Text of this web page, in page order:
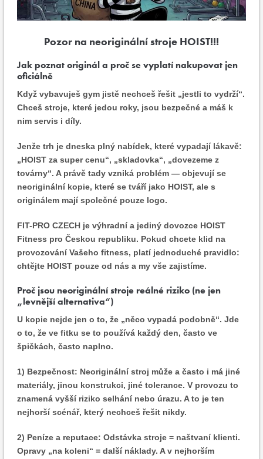
Pozor na neoriginální stroje HOIST!!!
Jak poznat originál a proč se vyplatí nakupovat jen
oficiálně
Když vybavuješ gym jistě nechceš řešit „jestli to vydrží“.
Chceš stroje, které jedou roky, jsou bezpečné a máš k
nim servis i díly.
Jenže trh je dneska plný nabídek, které vypadají lákavě:
„HOIST za super cenu“, „skladovka“, „dovezeme z
továrny“. A právě tady vzniká problém — objevují se
neoriginální kopie, které se tváří jako HOIST, ale s
originálem mají společné pouze logo.
FIT-PRO CZECH je výhradní a jediný dovozce HOIST
Fitness pro Českou republiku. Pokud chcete klid na
provozování Vašeho fitness, platí jednoduché pravidlo:
chtějte HOIST pouze od nás a my vše zajistíme.
Proč jsou neoriginální stroje reálné riziko (ne jen
„levnější alternativa“)
U kopie nejde jen o to, že „něco vypadá podobně“. Jde
o to, že ve fitku se to používá každý den, často ve
špičkách, často naplno.
1) Bezpečnost: Neoriginální stroj může a často i má jiné
materiály, jinou konstrukci, jiné tolerance. V provozu to
znamená vyšší riziko selhání nebo úrazu. A to je ten
nejhorší scénář, který nechceš řešit nikdy.
2) Peníze a reputace: Odstávka stroje = naštvaní klienti.
Opravy „na koleni“ = další náklady. A v nejhorším